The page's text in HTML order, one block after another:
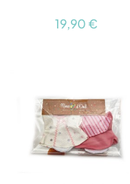
19,90 €